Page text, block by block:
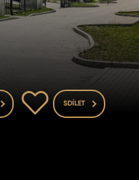
DO OBLÍBENÝCH
SDÍLET